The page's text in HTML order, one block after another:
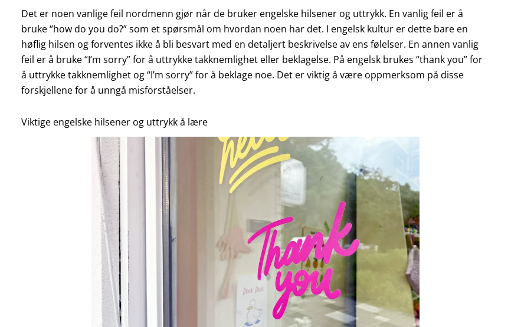
Det er noen vanlige feil nordmenn gjør når de bruker engelske hilsener og uttrykk. En vanlig feil er å
bruke “how do you do?” som et spørsmål om hvordan noen har det. I engelsk kultur er dette bare en
høflig hilsen og forventes ikke å bli besvart med en detaljert beskrivelse av ens følelser. En annen vanlig
feil er å bruke “I’m sorry” for å uttrykke takknemlighet eller beklagelse. På engelsk brukes “thank you” for
å uttrykke takknemlighet og “I’m sorry” for å beklage noe. Det er viktig å være oppmerksom på disse
forskjellene for å unngå misforståelser.
Viktige engelske hilsener og uttrykk å lære